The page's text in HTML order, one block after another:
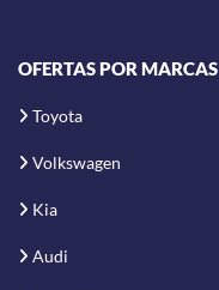
OFERTAS POR MARCAS
Toyota
Volkswagen
Kia
Audi